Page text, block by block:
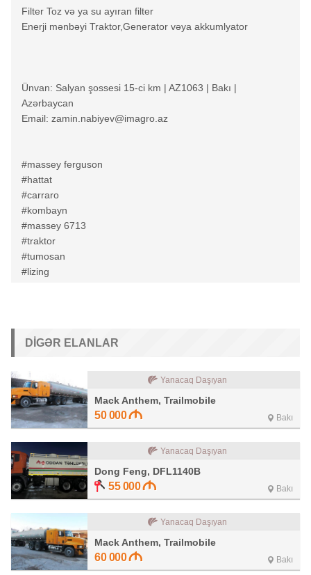
Filter Toz və ya su ayıran filter
Enerji mənbəyi Traktor,Generator vəya akkumlyator
Ünvan: Salyan şossesi 15-ci km | AZ1063 | Bakı |
Azərbaycan
Email: zamin.nabiyev@imagro.az
#massey ferguson
#hattat
#carraro
#kombayn
#massey 6713
#traktor
#tumosan
#lizing
DIGƏR ELANLAR
Yanacaq Daşıyan
Mack Anthem, Trailmobile
50 000 Bakı
Yanacaq Daşıyan
Dong Feng, DFL1140B
55 000 Bakı
Yanacaq Daşıyan
Mack Anthem, Trailmobile
60 000 Bakı